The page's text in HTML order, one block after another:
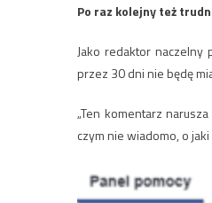
Po raz kolejny też
Jako redaktor naczelny
przez 30 dni nie będę
„Ten komentarz
czym nie wiadomo, o